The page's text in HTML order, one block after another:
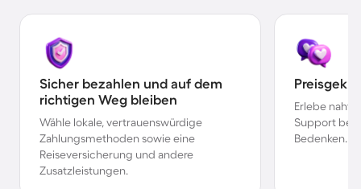
Sicher bezahlen und auf dem
richtigen Weg bleiben
Wähle lokale, vertrauenswürdige
Zahlungsmethoden sowie eine
Reiseversicherung und andere
Zusatzleistungen.
Erlebe
Support bei
Bedenken.